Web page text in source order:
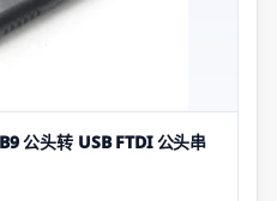
公头转 USB FTDI 公头串